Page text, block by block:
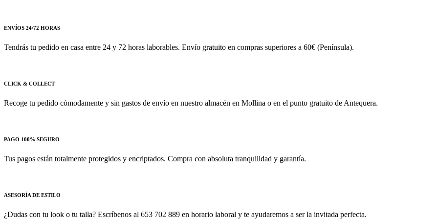
ENVÍOS 24/72 HORAS
Tendrás tu pedido en casa entre 24 y 72 horas laborables. Envío gratuito en compras superiores a 60€ (Península).
CLICK & COLLECT
Recoge tu pedido cómodamente y sin gastos de envío en nuestro almacén en Mollina o en el punto gratuito de Antequera.
PAGO 100% SEGURO
Tus pagos están totalmente protegidos y encriptados. Compra con absoluta tranquilidad y garantía.
ASESORÍA DE ESTILO
¿Dudas con tu look o tu talla? Escríbenos al 653 702 889 en horario laboral y te ayudaremos a ser la invitada perfecta.